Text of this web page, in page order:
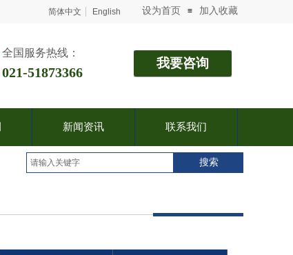
设为首页 ≡ 加入收藏
简体中文 English
​​​​​​​​​​​​​​​​​​​全国服务热线： 我要咨询
021-51873366
新闻资讯 联系我们
搜索